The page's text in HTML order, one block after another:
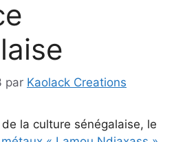
par Kaolack Creations
la culture sénégalaise, le